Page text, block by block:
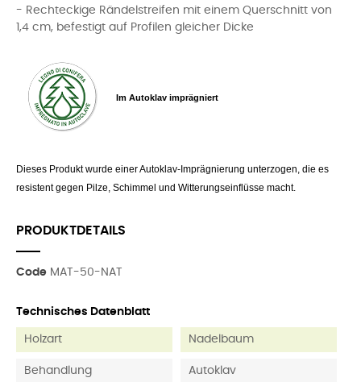
- Rechteckige Rändelstreifen mit einem Querschnitt von
1,4 cm, befestigt auf Profilen gleicher Dicke
Im Autoklav imprägniert
Dieses Produkt wurde einer Autoklav-Imprägnierung unterzogen, die es
resistent gegen Pilze, Schimmel und Witterungseinflüsse macht.
PRODUKTDETAILS
Code MAT-50-NAT
Technisches Datenblatt
Holzart Nadelbaum
Behandlung Autoklav